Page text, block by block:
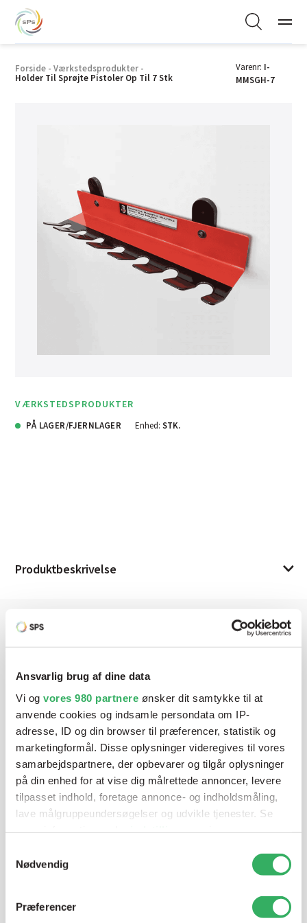
Ansvarlig brug af dine data
Vi og vores 980 partnere ønsker dit samtykke til at
anvende cookies og indsamle persondata om IP-
adresse, ID og din browser til præferencer, statistik og
marketingformål. Disse oplysninger videregives til vores
samarbejdspartnere, der opbevarer og tilgår oplysninger
på din enhed for at vise dig målrettede annoncer, levere
tilpasset indhold, foretage annonce- og indholdsmåling,
lave målgruppeundersøgelser og udvikle tjenester. Se
tilbage eller ændre indstillinger fra vores
"Cookiedeklaration", eller ved at trykke på "Privacy
Nødvendig
Præferencer
Forside - Værkstedsprodukter -
Holder Til Sprøjte Pistoler Op Til 7 Stk
Varenr: I-
MMSGH-7
VÆRKSTEDSPRODUKTER
PÅ LAGER/FJERNLAGER Enhed: STK.
Produktbeskrivelse
Har du brug for hjælp? Vi sidder
klar ved telefonen
Vi tilbyder et bredt sortiment af produkter til
autolakering. Lige meget om du skal bruge en enkelt farve,
en sprøjtepistol eller om du har behov for en
blandeanlægsløsning, kan vi hjælpe dig.
Mandag - Torsdag 07:00-15:30
07:00-13:45